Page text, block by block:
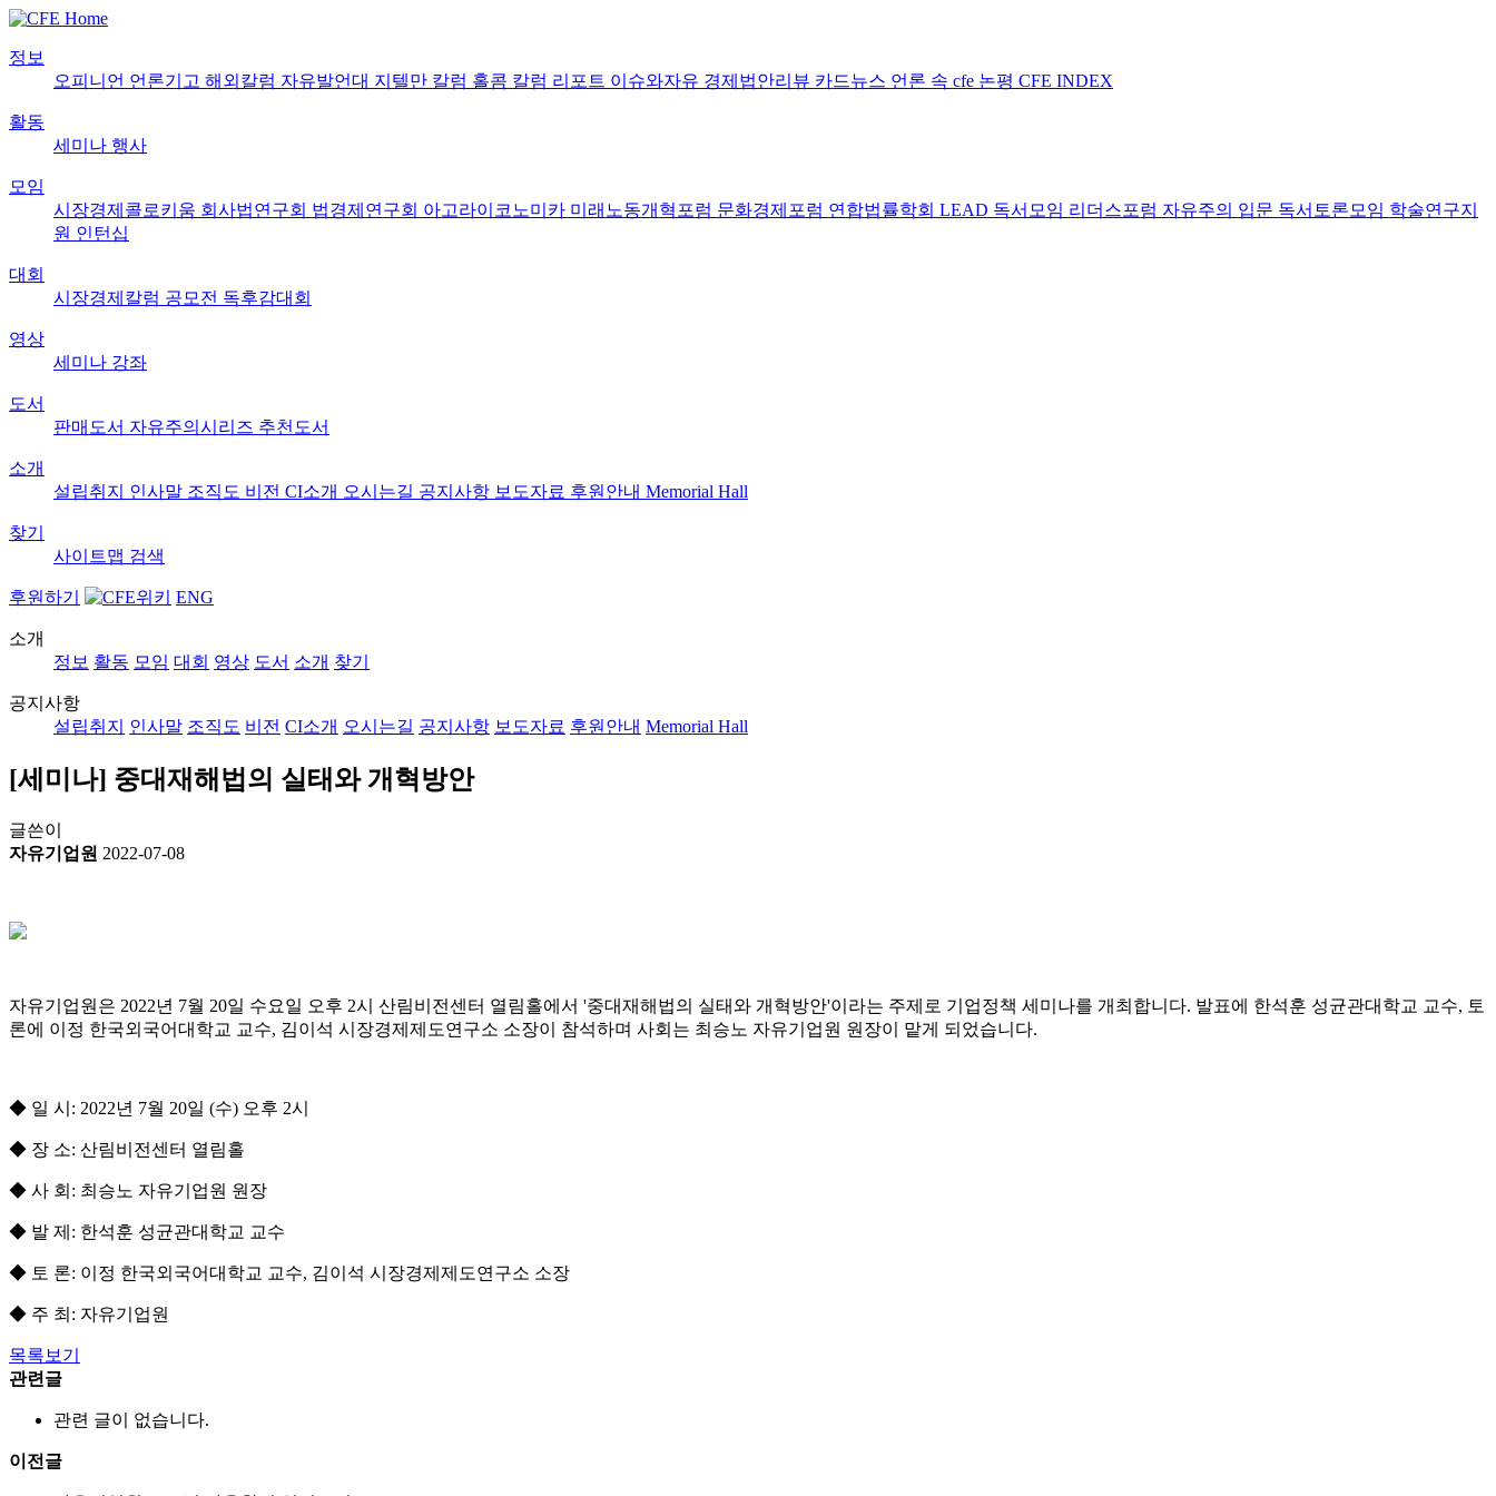
정보
오피니언 언론기고 해외칼럼 자유발언대 지텔만 칼럼 홀콤 칼럼 리포트 이슈와자유 경제법안리뷰 카드뉴스 언론 속 cfe 논평 CFE INDEX
활동
세미나 행사
모임
시장경제콜로키움 회사법연구회 법경제연구회 아고라이코노미카 미래노동개혁포럼 문화경제포럼 연합법률학회 LEAD 독서모임 리더스포럼 자유주의 입문 독서토론모임 학술연구지
원 인턴십
대회
시장경제칼럼 공모전 독후감대회
영상
세미나 강좌
도서
판매도서 자유주의시리즈 추천도서
소개
설립취지 인사말 조직도 비전 CI소개 오시는길 공지사항 보도자료 후원안내 Memorial Hall
찾기
사이트맵 검색
후원하기 ENG
소개
정보 활동 모임 대회 영상 도서 소개 찾기
공지사항
설립취지
인사말 조직도 비전 CI소개 오시는길 공지사항 보도자료 후원안내 Memorial Hall
[세미나] 중대재해법의 실태와 개혁방안
글쓴이
자유기업원 2022-07-08
자유기업원은 2022년 7월 20일 수요일 오후 2시 산림비전센터 열림홀에서 '중대재해법의 실태와 개혁방안'이라는 주제로 기업정책 세미나를 개최합니다. 발표에 한석훈 성균관대학교 교수, 토
론에 이정 한국외국어대학교 교수, 김이석 시장경제제도연구소 소장이 참석하며 사회는 최승노 자유기업원 원장이 맡게 되었습니다.
◆ 일 시: 2022년 7월 20일 (수) 오후 2시
◆ 장 소: 산림비전센터 열림홀
◆ 사 회: 최승노 자유기업원 원장
◆ 발 제: 한석훈 성균관대학교 교수
◆ 토 론: 이정 한국외국어대학교 교수, 김이석 시장경제제도연구소 소장
◆ 주 최: 자유기업원
목록보기
관련글
관련 글이 없습니다.
이전글